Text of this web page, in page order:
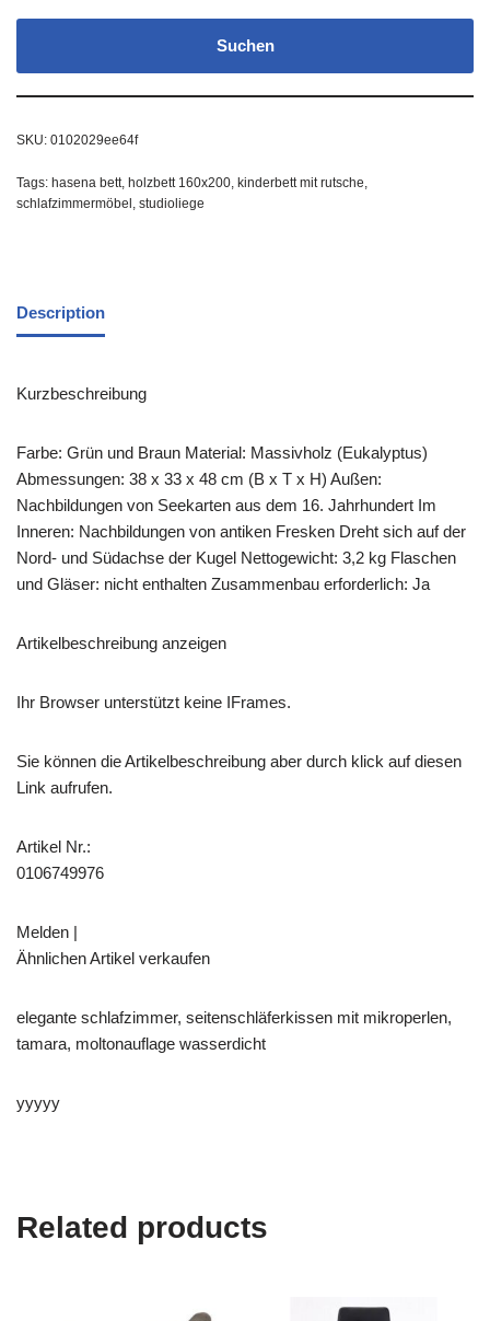
Suchen
SKU: 0102029ee64f
Tags: hasena bett, holzbett 160x200, kinderbett mit rutsche,
schlafzimmermöbel , studioliege
Description
Kurzbeschreibung
Farbe: Grün und Braun Material: Massivholz (Eukalyptus)
Abmessungen: 38 x 33 x 48 cm (B x T x H) Außen:
Nachbildungen von Seekarten aus dem 16. Jahrhundert Im
Inneren: Nachbildungen von antiken Fresken Dreht sich auf der
Nord- und Südachse der Kugel Nettogewicht: 3,2 kg Flaschen
und Gläser: nicht enthalten Zusammenbau erforderlich: Ja
Artikelbeschreibung anzeigen
Ihr Browser unterstützt keine IFrames.
Sie können die Artikelbeschreibung aber durch klick auf diesen
Link aufrufen.
Artikel Nr.:
0106749976
Melden |
Ähnlichen Artikel verkaufen
elegante schlafzimmer, seitenschläferkissen mit mikroperlen,
tamara, moltonauflage wasserdicht
yyyyy
Related products